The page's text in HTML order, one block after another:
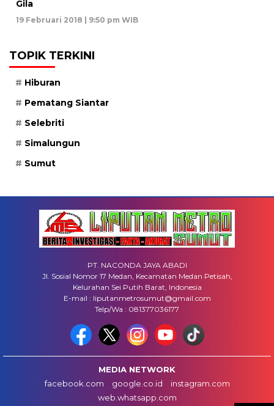
Gila
19 Februari 2018 | 9:50 pm WIB
TOPIK TERKINI
Hiburan
Pematang Siantar
Selebriti
Simalungun
Sumut
PT. NACONDA JAYA ABADI
Jl. Sosial Nomor 17 Medan, Kecamatan Medan Petisah,
Kelurahan Sei Putih Barat, Indonesia
E-mail : liputanmetrosumut@gmail.com
Telp/Wa : 081377036177
MEDIA NETWORK
facebook.com
google.co.id
instagram.com
web.whatsapp.com